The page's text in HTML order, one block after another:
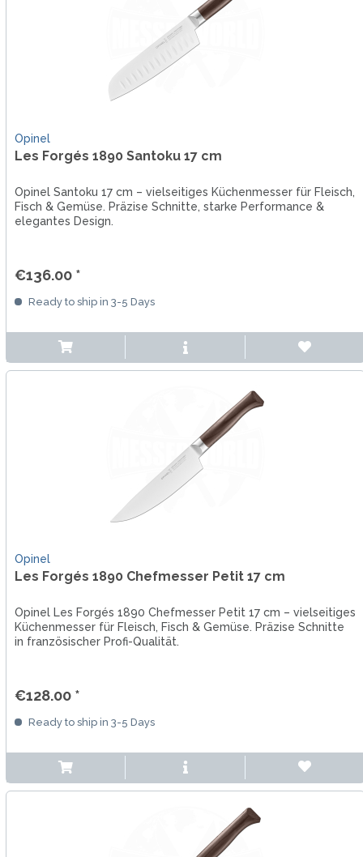
Opinel
Les Forgés 1890 Santoku 17 cm
Opinel Santoku 17 cm – vielseitiges Küchenmesser für Fleisch,
Fisch & Gemüse. Präzise Schnitte, starke Performance &
elegantes Design.
€136.00 *
Ready to ship in 3-5 Days
Opinel
Les Forgés 1890 Chefmesser Petit 17 cm
Opinel Les Forgés 1890 Chefmesser Petit 17 cm – vielseitiges
Küchenmesser für Fleisch, Fisch & Gemüse. Präzise Schnitte
in französischer Profi-Qualität.
€128.00 *
Ready to ship in 3-5 Days